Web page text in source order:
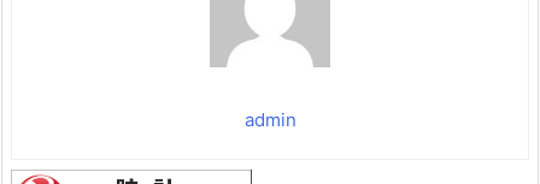
admin